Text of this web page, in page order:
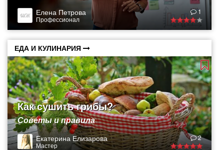
Елена Петрова
Профессионал
1
ЕДА И КУЛИНАРИЯ
Как сушить грибы?
Советы и правила
Екатерина Елизарова
Мастер
2